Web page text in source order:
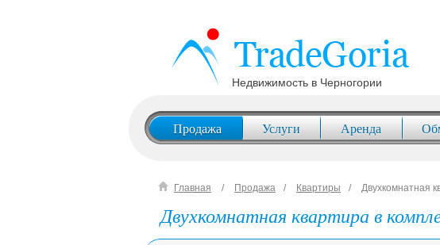
Недвижимость в Черногории
Продажа Услуги Аренда
Главная Продажа Квартиры Двухкомнатная
Двухкомнатная квартира в